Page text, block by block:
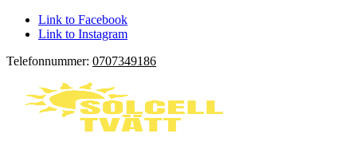
Link to Facebook
Link to Instagram
Telefonnummer: 0707349186